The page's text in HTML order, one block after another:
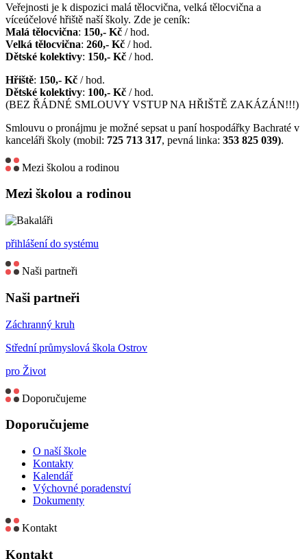
Veřejnosti je k dispozici malá tělocvična, velká tělocvična a
víceúčelové hřiště naší školy. Zde je ceník:
Malá tělocvična: 150,- Kč / hod.
Velká tělocvična: 260,- Kč / hod.
Dětské kolektivy: 150,- Kč / hod.
Hřiště: 150,- Kč / hod.
Dětské kolektivy: 100,- Kč / hod.
(BEZ ŘÁDNÉ SMLOUVY VSTUP NA HŘIŠTĚ ZAKÁZÁN!!!)
Smlouvu o pronájmu je možné sepsat u paní hospodářky Bachraté v
kanceláři školy (mobil: 725 713 317, pevná linka: 353 825 039).
Mezi školou a rodinou
Mezi školou a rodinou
přihlášení do systému
Naši partneři
Naši partneři
Záchranný kruh
Střední průmyslová škola Ostrov
pro Život
Doporučujeme
Doporučujeme
O naší škole
Kontakty
Kalendář
Výchovné poradenství
Dokumenty
Kontakt
Kontakt